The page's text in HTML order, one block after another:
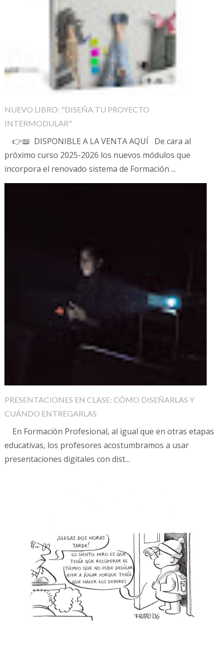
NUEVO LIBRO: "DISEÑA TU PROYECTO
INTERMODULAR"
👉📖 DISPONIBLE A LA VENTA AQUÍ De cara al
próximo curso 2025-2026 los nuevos módulos que
incorpora el renovado sistema de Formación ...
PRESENTACIONES EN CLASE: CÓMO DISEÑARLAS Y
CUÁNDO ENTREGARLAS
En Formación Profesional, al igual que en otras etapas
educativas, los profesores acostumbramos a usar
presentaciones digitales con dist...